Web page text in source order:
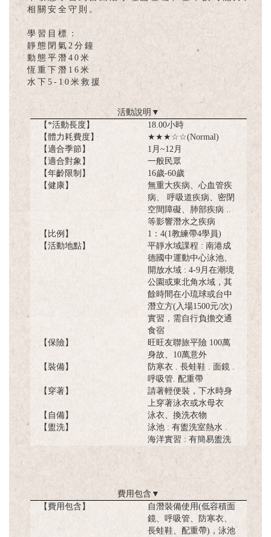
相關安全守則。
學習目標：
靜態閉氣2分鐘
動態平潛40米
恆重下潛16米
水下5-10米救援
活動說明 ▼
【*活動長度】
18.00小時
【體力耗費度】
★★★☆☆(Normal)
【適合季節】
1月~12月
【適合對象】
一般民眾
【年齡限制】
16歲-60歲
【健康】
無重大疾病、心血管疾
病、 呼吸道疾病、密閉
空間障礙、肺部疾病 ..
等影響潛水之疾病
【比例】
1：4(1教練帶4學員)
【活動地點】
平靜水域課程 : 南港成
德國中運動中心泳池、
開放水域 : 4-9月在潮境
公園或東北角水域，其
餘時間在小琉球或台中
潛立方(入場1500元/次)
實習，需自行負擔交通
食宿
【保險】
旺旺友聯旅平險 100萬
身故、10萬意外
【裝備】
防寒衣 . 長蛙鞋 . 面鏡 .
呼吸管. 配重帶
【穿著】
請著輕便裝，下水時身
上穿著泳衣或水母衣
【自備】
泳衣、換洗衣物
【盥洗】
泳池 : 有盥洗室熱水 .
海洋實習 : 有簡易盥洗
費用包含 ▼
【費用包含】
自潛裝備使用(低容積面
鏡、呼吸管、防寒衣、
長蛙鞋、配重帶)，泳池